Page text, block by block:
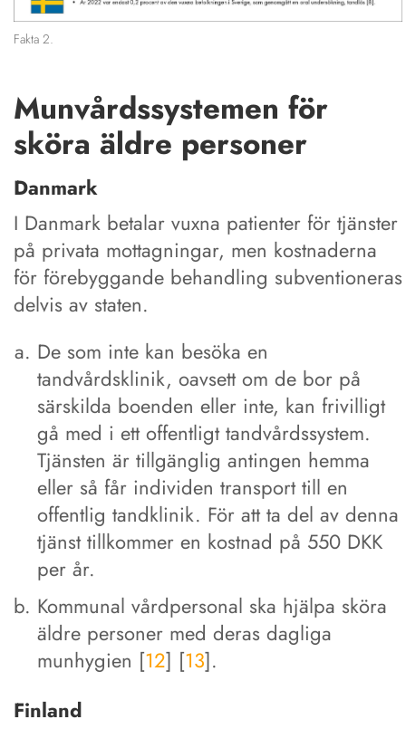
Fakta 2.
Munvårdssystemen för
sköra äldre personer
Danmark
I Danmark betalar vuxna patienter för tjänster
på privata mottagningar, men kostnaderna
för förebyggande behandling subventioneras
delvis av staten.
De som inte kan besöka en
tandvårdsklinik, oavsett om de bor på
särskilda boenden eller inte, kan frivilligt
gå med i ett offentligt tandvårdssystem.
Tjänsten är tillgänglig antingen hemma
eller så får individen transport till en
offentlig tandklinik. För att ta del av denna
tjänst tillkommer en kostnad på 550 DKK
per år.
Kommunal vårdpersonal ska hjälpa sköra
äldre personer med deras dagliga
munhygien [12] [13].
Finland